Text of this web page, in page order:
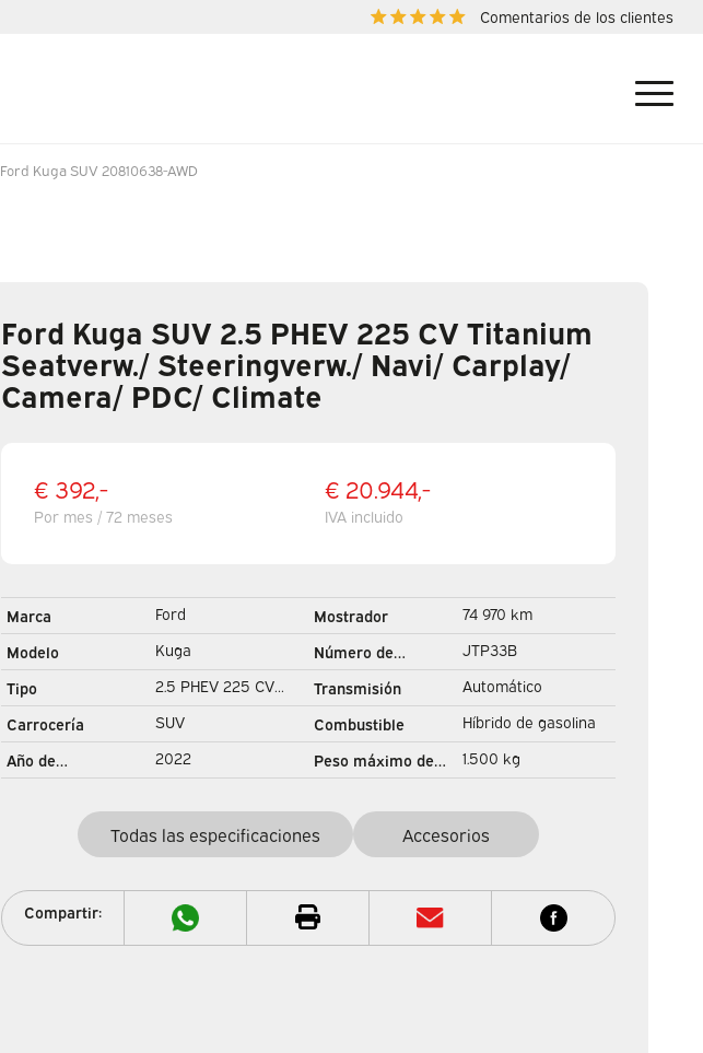
Comentarios de los clientes
Ford Kuga SUV 20810638-AWD
Ford Kuga SUV 2.5 PHEV 225 CV Titanium
Seatverw./ Steeringverw./ Navi/ Carplay/
Camera/ PDC/ Climate
€ 392,-
Por mes / 72 meses
€ 20.944,-
IVA incluido
Marca
Ford
Modelo
Kuga
Tipo
2.5 PHEV 225 CV
Titanium Seatverw./
Steeringverw./ Navi/
Carplay/ Camera/
PDC/ Climate
Carrocería
SUV
Año de
construcción
2022
Mostrador
74 970 km
Número de
registro
JTP33B
Transmisión
Automático
Combustible
Híbrido de gasolina
Peso máximo de
1.500 kg
Todas las especificaciones Accesorios
Compartir: